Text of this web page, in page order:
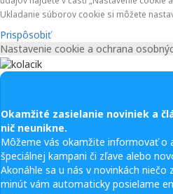
Ukladanie súborov cookie si môžete
Prispôsobiť
Nastavenie cookie a ochrana
Okamžité zasielanie noviniek a
nič neunikne.
Môžeme vás okamžite informovať o
špeciálnej kampani či zľave alebo
Akonáhle sa u nás v novinkách niečo
minút vám automaticky posielame